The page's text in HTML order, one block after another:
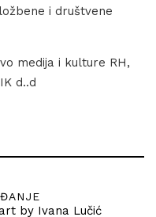
i društvene
medija i kulture RH,
d..d
by Ivana Lučić